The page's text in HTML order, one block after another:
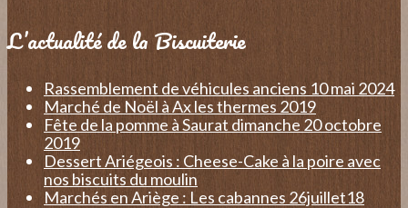
L’actualité de la Biscuiterie
Rassemblement de véhicules anciens 10 mai 2024
Marché de Noël à Ax les thermes 2019
Fête de la pomme à Saurat dimanche 20 octobre
2019
Dessert Ariégeois : Cheese-Cake à la poire avec
nos biscuits du moulin
Marchés en Ariège : Les cabannes 26juillet18